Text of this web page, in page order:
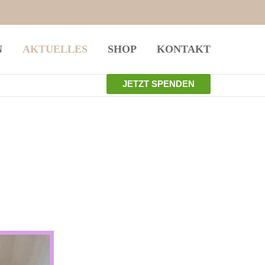
leider nicht.
AKTUELLES SHOP KONTAKT
JETZT SPENDEN